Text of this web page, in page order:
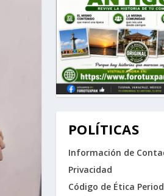
POLÍTICAS
Información de
Privacidad
Código de Ética